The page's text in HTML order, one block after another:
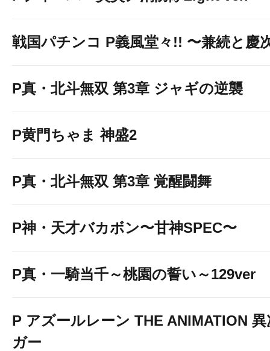
戦国パチンコ P義風堂々!! 〜兼続と慶
P真・北斗無双 第3章 ジャギの逆襲
P黄門ちゃま 神盛2
P真・北斗無双 第3章 覚醒闘舞
P神・天才バカボン〜甘神SPEC〜
P真・一騎当千～桃園の誓い～129ver
P アズールレーン THE ANIMATION
ガー